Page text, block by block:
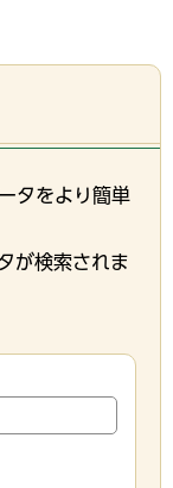
タをより簡単
が検索されま